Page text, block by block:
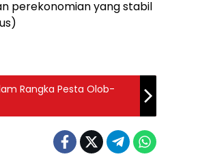
perekonomian yang stabil
Rangka Pesta Olob-